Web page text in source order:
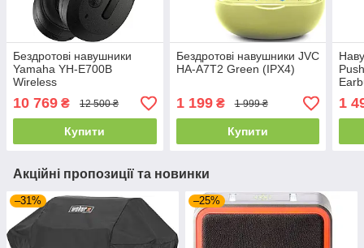
Бездротові навушники
Yamaha YH-E700B
Wireless
10 769 ₴ 12 500 ₴
Купити
Бездротові навушники JVC
HA-A7T2 Green (IPX4)
1 199₴ 1 999 ₴
Купити
1
Акційні пропозиції та новинки
–31% –25%